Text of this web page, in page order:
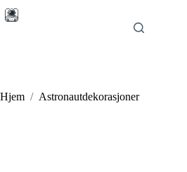
til
Hjem / Astronautdekorasjoner